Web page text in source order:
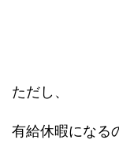
ただし、
有給休暇になる